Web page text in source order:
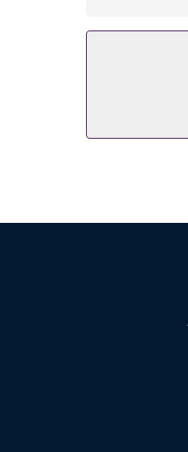
Spis dig
værelset,